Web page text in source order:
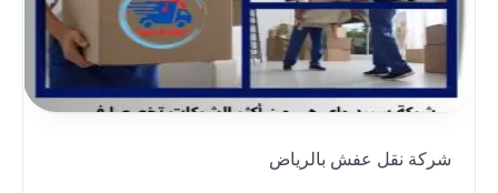
شركة نقل عفش بالرياض